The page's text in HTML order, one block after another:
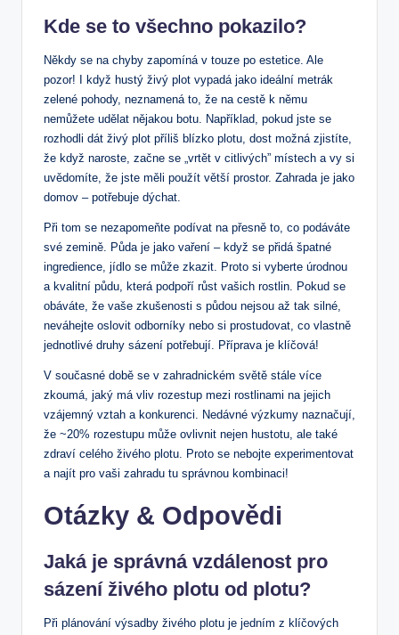
Kde se to všechno pokazilo?
Někdy se na chyby zapomíná v touze po estetice. Ale
pozor! I když hustý živý plot vypadá jako ideální metrák
zelené pohody, neznamená to, že na cestě k němu
nemůžete udělat nějakou botu. Například, pokud jste se
rozhodli dát živý plot příliš blízko plotu, dost možná zjistíte,
že když naroste, začne se „vrtět v citlivých” místech a vy si
uvědomíte, že jste měli použít větší prostor. Zahrada je jako
domov – potřebuje dýchat.
Při tom se nezapomeňte podívat na přesně to, co podáváte
své zemině. Půda je jako vaření – když se přidá špatné
ingredience, jídlo se může zkazit. Proto si vyberte úrodnou
a kvalitní půdu, která podpoří růst vašich rostlin. Pokud se
obáváte, že vaše zkušenosti s půdou nejsou až tak silné,
neváhejte oslovit odborníky nebo si prostudovat, co vlastně
jednotlivé druhy sázení potřebují. Příprava je klíčová!
V současné době se v zahradnickém světě stále více
zkoumá, jaký má vliv rozestup mezi rostlinami na jejich
vzájemný vztah a konkurenci. Nedávné výzkumy naznačují,
že ~20% rozestupu může ovlivnit nejen hustotu, ale také
zdraví celého živého plotu. Proto se nebojte experimentovat
a najít pro vaši zahradu tu správnou kombinaci!
Otázky & Odpovědi
Jaká je správná vzdálenost pro
sázení živého plotu od plotu?
Při plánování výsadby živého plotu je jedním z klíčových